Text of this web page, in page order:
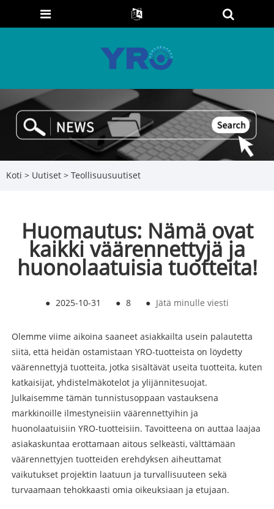
Koti > Uutiset > Teollisuusuutiset
Huomautus: Nämä ovat
kaikki väärennettyjä ja
huonolaatuisia tuotteita!
● 2025-10-31 ● 8 ● Jätä minulle viesti
Olemme viime aikoina saaneet asiakkailta usein palautetta
siitä, että heidän ostamistaan ​​YRO-tuotteista on löydetty
väärennettyjä tuotteita, jotka sisältävät useita tuotteita, kuten
katkaisijat, yhdistelmäkotelot ja ylijännitesuojat.
Julkaisemme tämän tunnistusoppaan vastauksena
markkinoille ilmestyneisiin väärennettyihin ja
huonolaatuisiin YRO-tuotteisiin. Tavoitteena on auttaa laajaa
asiakaskuntaa erottamaan aitous selkeästi, välttämään
väärennettyjen tuotteiden erehdyksen aiheuttamat
vaikutukset projektin laatuun ja turvallisuuteen sekä
turvaamaan tehokkaasti omia oikeuksiaan ja etujaan.